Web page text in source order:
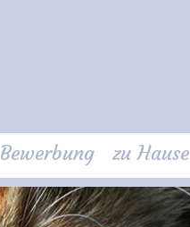
Bewerbung zu Hause